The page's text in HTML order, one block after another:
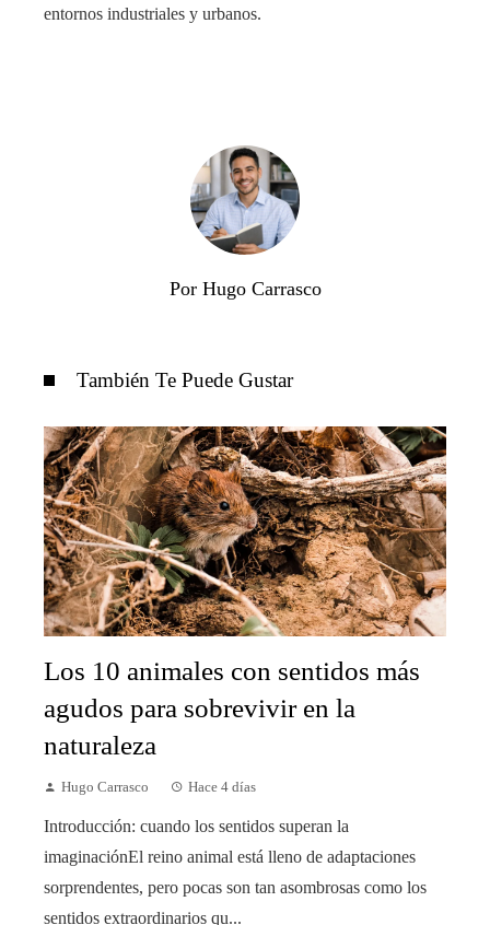
entornos industriales y urbanos.
Por Hugo Carrasco
También Te Puede Gustar
Los 10 animales con sentidos más
agudos para sobrevivir en la
naturaleza
Hugo Carrasco Hace 4 días
Introducción: cuando los sentidos superan la
imaginaciónEl reino animal está lleno de adaptaciones
sorprendentes, pero pocas son tan asombrosas como los
sentidos extraordinarios qu...